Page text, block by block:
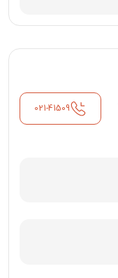
021-41509